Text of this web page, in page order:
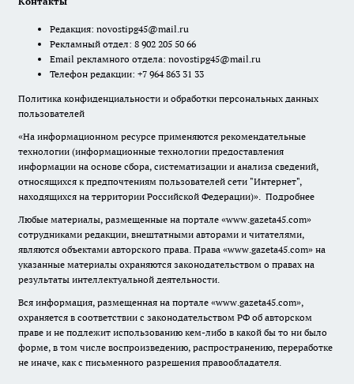
Редакция: novostipg45@mail.ru
Рекламный отдел: 8 902 205 50 66
Email рекламного отдела: novostipg45@mail.ru
Телефон редакции: +7 964 863 31 33
Политика конфиденциальности и обработки персональных данных
пользователей
«На информационном ресурсе применяются рекомендательные
технологии (информационные технологии предоставления
информации на основе сбора, систематизации и анализа сведений,
относящихся к предпочтениям пользователей сети "Интернет",
находящихся на территории Российской Федерации)». Подробнее
Любые материалы, размещенные на портале «www.gazeta45.com»
сотрудниками редакции, внештатными авторами и читателями,
являются объектами авторского права. Права «www.gazeta45.com» на
указанные материалы охраняются законодательством о правах на
результаты интеллектуальной деятельности.
Вся информация, размещенная на портале «www.gazeta45.com»,
охраняется в соответствии с законодательством РФ об авторском
праве и не подлежит использованию кем-либо в какой бы то ни было
форме, в том числе воспроизведению, распространению, переработке
не иначе, как с письменного разрешения правообладателя.